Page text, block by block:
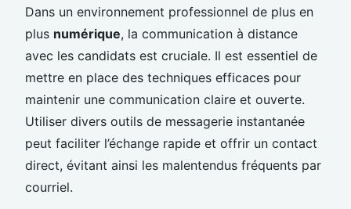
Dans un environnement professionnel de plus en
plus numérique, la communication à distance
avec les candidats est cruciale. Il est essentiel de
mettre en place des techniques efficaces pour
maintenir une communication claire et ouverte.
Utiliser divers outils de messagerie instantanée
peut faciliter l’échange rapide et offrir un contact
direct, évitant ainsi les malentendus fréquents par
courriel.